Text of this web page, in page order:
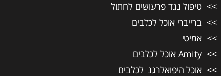
טיפול נגד פרעושים לחתול
ברייברי אוכל לכלבים
אמיטי
Amity אוכל לכלבים
אוכל היפואלרגני לכלבים